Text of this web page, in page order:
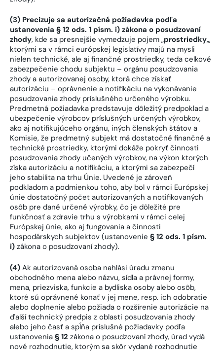
(3) Precizuje sa autorizačná požiadavka podľa
ustanovenia § 12 ods. 1 písm. i) zákona o posudzovaní
zhody, kde sa presnejšie vymedzuje pojem „prostriedky„,
ktorými sa v rámci európskej legislatívy majú na mysli
nielen technické, ale aj finančné prostriedky, teda celkové
zabezpečenie chodu subjektu – orgánu posudzovania
zhody a autorizovanej osoby, ktorá chce získať
autorizáciu – oprávnenie a notifikáciu na vykonávanie
posudzovania zhody príslušného určeného výrobku.
Predmetná požiadavka predstavuje dôležitý predpoklad a
ubezpečenie výrobcov príslušných určených výrobkov,
ako aj notifikujúceho orgánu, iných členských štátov a
Komisie, že predmetný subjekt má dostatočné finančné a
technické prostriedky, ktorými dokáže pokryť činnosti
posudzovania zhody učených výrobkov, na výkon ktorých
získa autorizáciu a notifikáciu, a ktorými sa zabezpečí
jeho stabilita na trhu Únie. Uvedené je zároveň
podkladom a podmienkou toho, aby bol v rámci Európskej
únie dostatočný počet autorizovaných a notifikovaných
osôb pre dané určené výrobky, čo je dôležité pre
funkčnosť a zdravie trhu s výrobkami v rámci celej
Európskej únie, ako aj fungovania a činnosti
hospodárskych subjektov (ustanovenie § 12 ods. 1 písm.
i) zákona o posudzovaní zhody).
(4) Ak autorizovaná osoba nahlási úradu zmenu
obchodného mena alebo názvu, sídla a právnej formy,
mena, priezviska, funkcie a bydliska osoby alebo osôb,
ktoré sú oprávnené konať v jej mene, resp. ich odobratie
alebo doplnenie alebo požiada o rozšírenie autorizácie na
ďalší technický predpis z oblasti posudzovania zhody
alebo jeho časť a spĺňa príslušné požiadavky podľa
ustanovenia § 12 zákona o posudzovaní zhody, úrad vydá
nové rozhodnutie, ktorým sa skôr vydané rozhodnutie